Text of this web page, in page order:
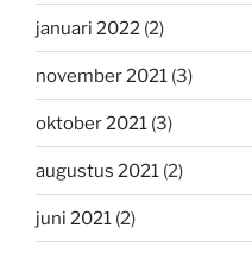
januari 2022 (2)
november 2021 (3)
oktober 2021 (3)
augustus 2021 (2)
juni 2021 (2)